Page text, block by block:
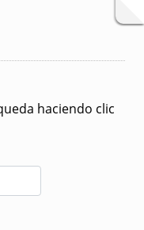
haciendo clic